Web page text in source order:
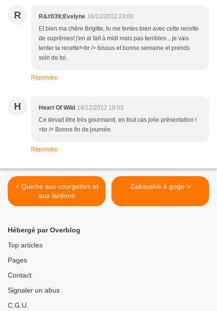
R R&#039;Evelyne 16/12/2012 23:00
Et bien ma chère Brigitte, tu me tentes bien avec cette recette
de suprêmes! j'en ai fait à midi mais pas terribles... je vais
tenter ta recette!<br /> bisous et bonne semaine et prends
soin de toi.
Répondre
H Heart Of Wild 16/12/2012 19:03
Ce devait être très gourmand, en tout cas jolie présentation !
<br /> Bonne fin de journée.
Répondre
< Quiche aux courgettes et
aux lardons
Zakouskis à gogo >
Hébergé par Overblog
Top articles
Pages
Contact
Signaler un abus
C.G.U.